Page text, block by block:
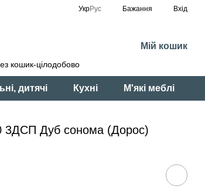
УкрРус Бажання Вхід
кошик-цілодобово
Мій кошик
дитячі Кухні М'які меблі
3ДСП Дуб сонома (Дорос)